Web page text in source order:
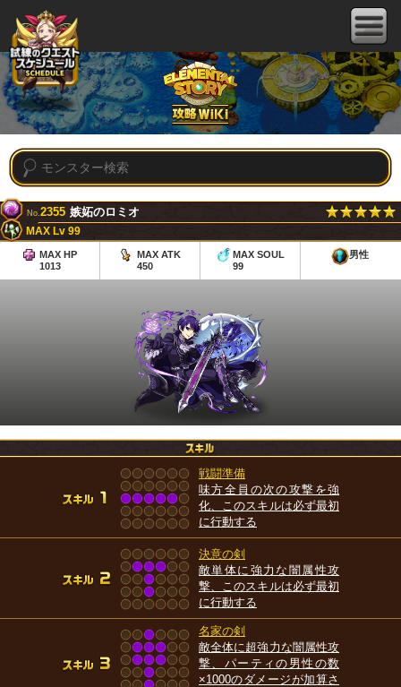
No.2355 嫉妬のロミオ
MAX Lv 99
MAX HP
1013
MAX ATK
450
MAX SOUL
99
男性
戦闘準備
味方全員の次の攻撃を強
化、このスキルは必ず最初
に行動する
決意の剣
敵単体に強力な闇属性攻
撃、このスキルは必ず最初
に行動する
名家の剣
敵全体に超強力な闇属性攻
撃、パーティの男性の数
×1000のダメージが加算さ